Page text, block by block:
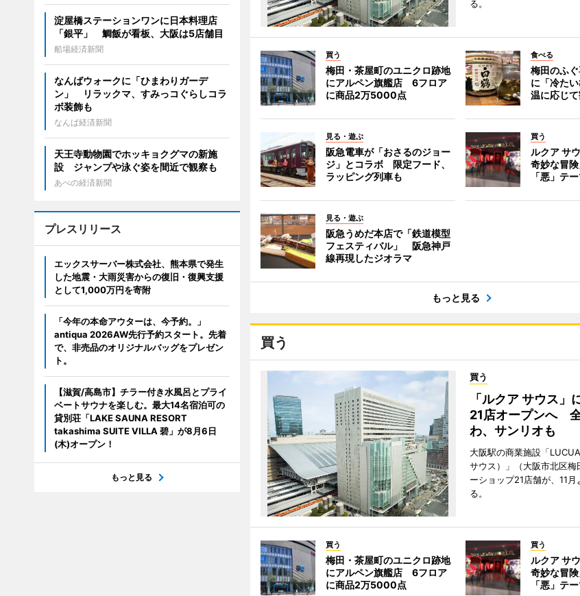
る。
買う
梅田・茶屋町のユニクロ跡地
にアルペン旗艦店 6フロア
に商品2万5000点
食べる
梅田のふ
に「冷た
温に応じ
見る・遊ぶ
阪急電車が「おさるのジョー
ジ」とコラボ 限定フード、
ラッピング列車も
買う
ルクア サ
奇妙な冒
「悪」テ
見る・遊ぶ
阪急うめだ本店で「鉄道模型
フェスティバル」 阪急神戸
線再現したジオラマ
もっと見る
買う
買う
「ルクア サウス」
21店オープンへ
わ、サンリオも
大阪駅の商業施設「
サウス）」（大阪市北区梅
ーショップ21店舗が、11
る。
買う
梅田・茶屋町のユニクロ跡地
にアルペン旗艦店 6フロア
に商品2万5000点
買う
ルクア サ
奇妙な冒
「悪」テ
淀屋橋ステーションワンに日本料理店
「銀平」 鯛飯が看板、大阪は5店舗目
船場経済新聞
なんばウォークに「ひまわりガーデ
ン」 リラックマ、すみっコぐらしコラ
ボ装飾も
なんば経済新聞
天王寺動物園でホッキョクグマの新施
設 ジャンプや泳ぐ姿を間近で観察も
あべの経済新聞
プレスリリース
エックスサーバー株式会社、熊本県で発生
した地震・大雨災害からの復旧・復興支援
として1,000万円を寄附
「今年の本命アウターは、今予約。」
antiqua 2026AW先行予約スタート。先着
で、非売品のオリジナルバッグをプレゼン
ト。
【滋賀/高島市】チラー付き水風呂とプライ
ベートサウナを楽しむ。最大14名宿泊可の
貸別荘「LAKE SAUNA RESORT
takashima SUITE VILLA 碧」が8月6日
(木)オープン！
もっと見る